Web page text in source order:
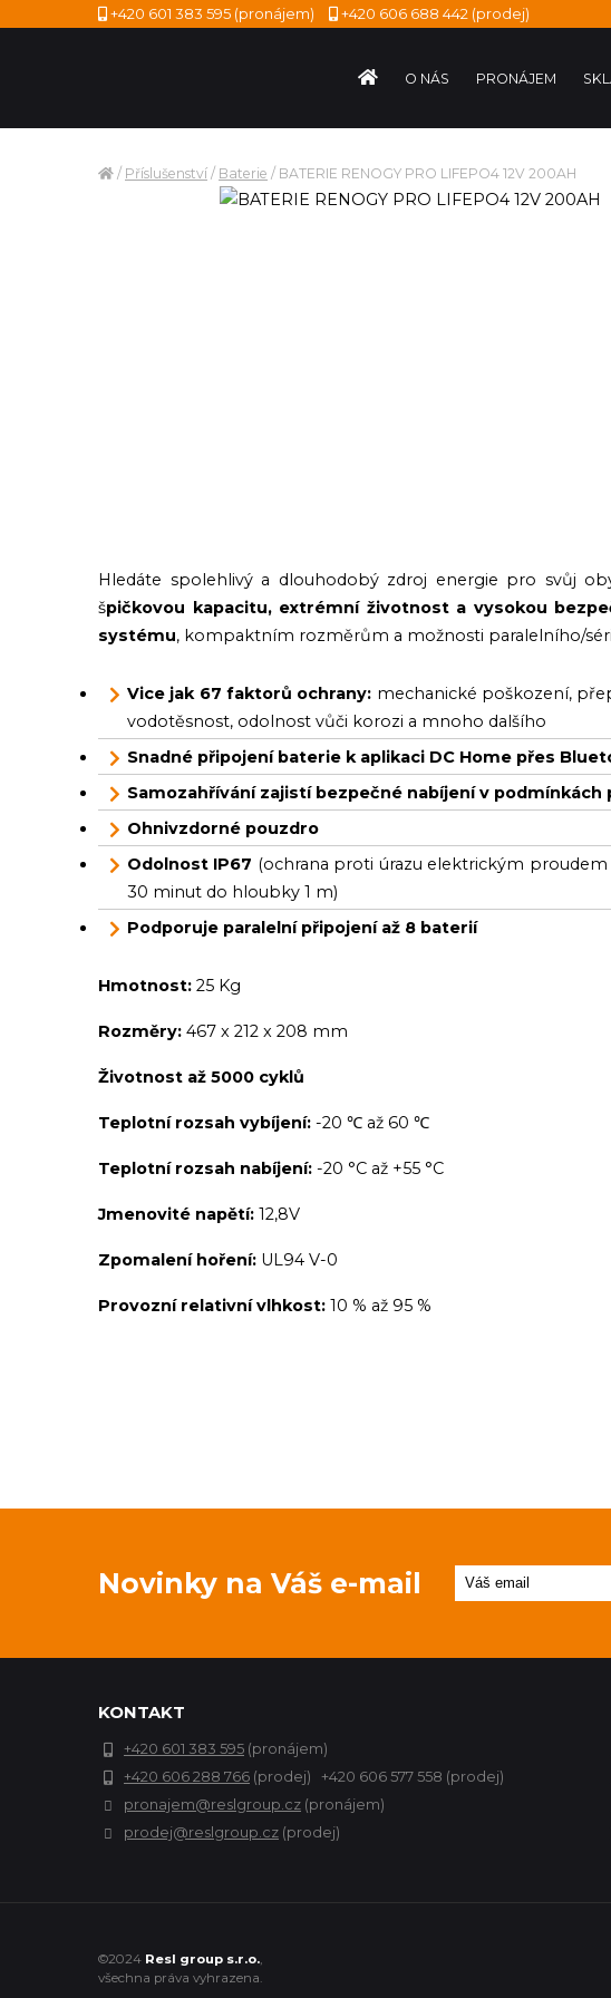
+420 601 383 595 (pronájem) +420 606 688 442 (prodej)
O NÁS PRONÁJEM
/ Příslušenství / Baterie / BATERIE RENOGY PRO LIFEPO4 12V 200AH
Hledáte spolehlivý a dlouhodobý zdroj energie pro svůj
špičkovou kapacitu, extrémní životnost a vysokou
systému, kompaktním rozměrům a možnosti paralelního/
Vice jak 67 faktorů ochrany: mechanické poškození,
vodotěsnost, odolnost vůči korozi a mnoho dalšího
Snadné připojení baterie k aplikaci DC Home přes
Samozahřívání zajistí bezpečné nabíjení v podmínkách
Ohnivzdorné pouzdro
Odolnost IP67 (ochrana proti úrazu elektrickým
30 minut do hloubky 1 m)
Podporuje paralelní připojení až 8 baterií
Hmotnost: 25 Kg
Rozměry: 467 x 212 x 208 mm
Životnost až 5000 cyklů
Teplotní rozsah vybíjení: -20 ℃ až 60 ℃
Teplotní rozsah nabíjení: -20 °C až +55 °C
Jmenovité napětí: 12,8V
Zpomalení hoření: UL94 V-0
Provozní relativní vlhkost: 10 % až 95 %
Novinky na Váš e-mail
KONTAKT
+420 601 383 595 (pronájem)
+420 606 288 766 (prodej) +420 606 577 558 (prodej)
pronajem@reslgroup.cz (pronájem)
prodej@reslgroup.cz (prodej)
©2024 Resl group s.r.o.,
všechna práva vyhrazena.